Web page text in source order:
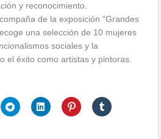
y reconocimiento.
de la exposición “Grandes
una selección de 10 mujeres
sociales y la
el éxito como artistas y pintoras.